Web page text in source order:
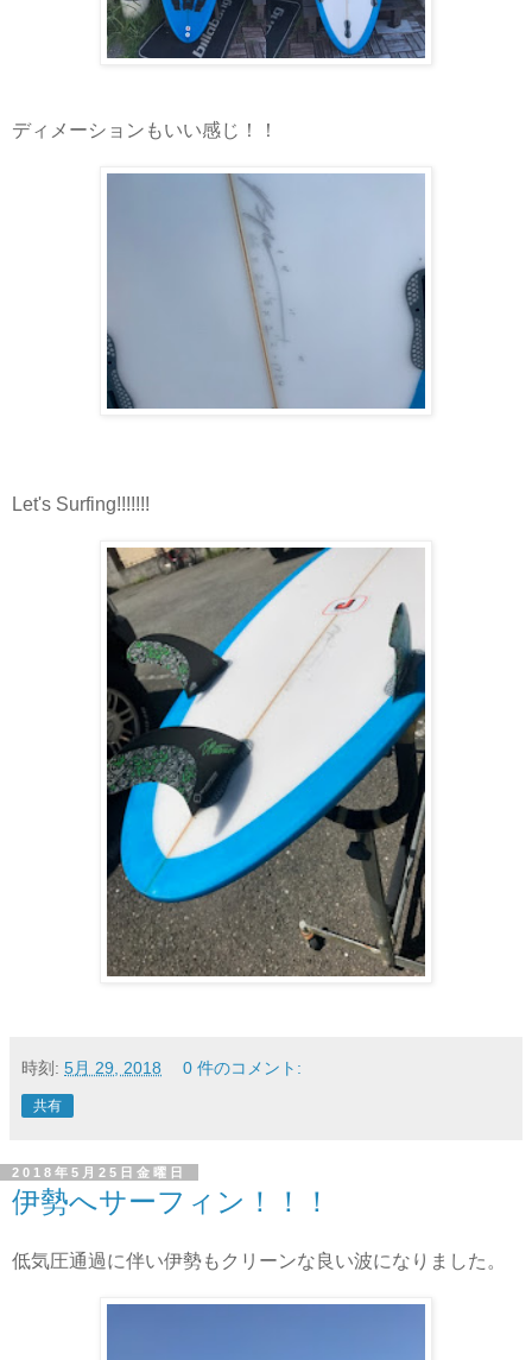
ディメーションもいい感じ！！
Let's Surfing!!!!!!!
時刻: 5月 29, 2018 0 件のコメント:
共有
2018年5月25日金曜日
伊勢へサーフィン！！！
低気圧通過に伴い伊勢もクリーンな良い波になりました。